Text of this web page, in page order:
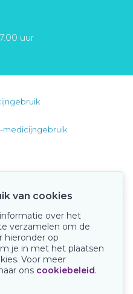
uur
medicijngebruik
van cookies
over het
verzamelen om de
hieronder op
je in met het plaatsen
Voor meer
ons cookiebeleid.